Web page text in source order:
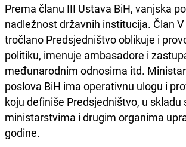
Prema članu III Ustava BiH, vanjska
nadležnost državnih institucija. Član
tročlano Predsjedništvo oblikuje i
politiku, imenuje ambasadore i
međunarodnim odnosima itd.
poslova BiH ima operativnu ulogu i
koju definiše Predsjedništvo, u skladu
ministarstvima i drugim organima
godine.